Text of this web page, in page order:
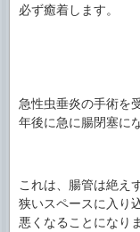
必ず癒着します。
急性虫垂炎の手術を
年後に急に腸閉塞に
これは、腸管は絶え
狭いスペースに入り
悪くなることになり